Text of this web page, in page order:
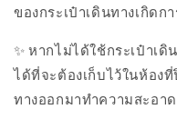
ของกระเป๋าเดินทางเกิด
✨ หากไม่ได้ใช้กระเป๋าเดิ
ได้ที่จะต้องเก็บไว้ในห้อง
ทางออกมาทำความสะอา